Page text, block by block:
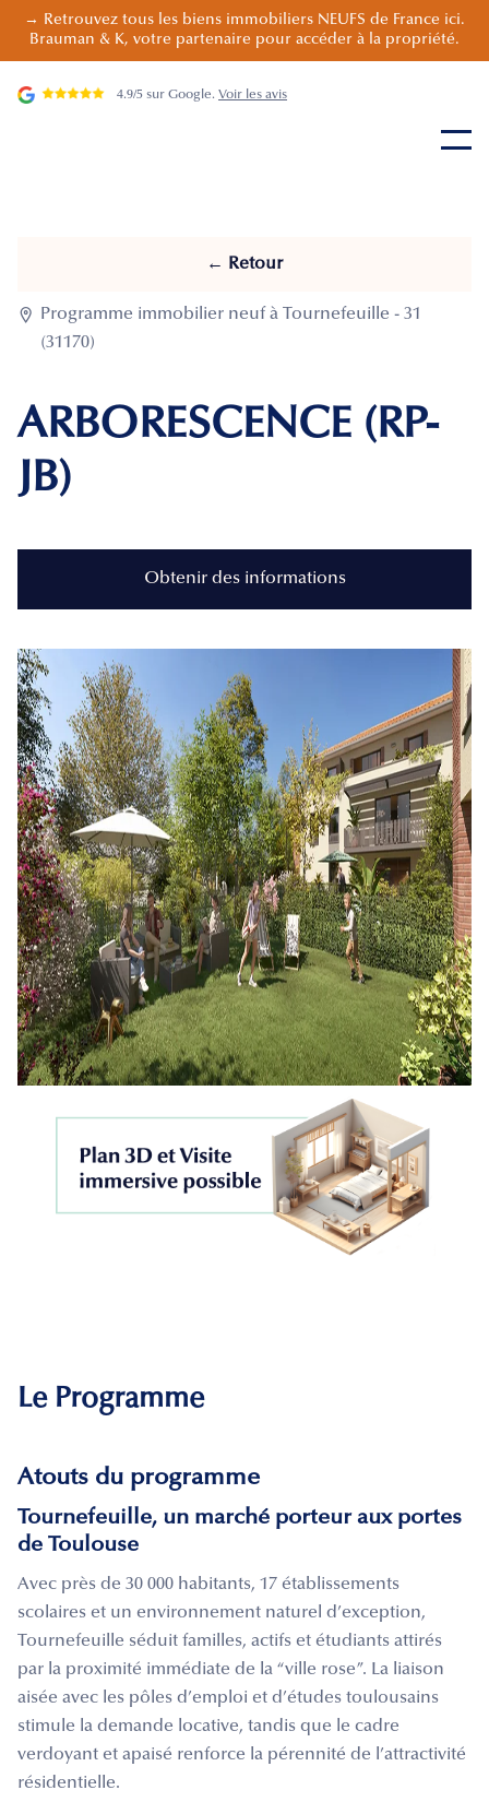
→ Retrouvez tous les biens immobiliers NEUFS de France ici.
Brauman & K, votre partenaire pour accéder à la propriété.
4.9/5 sur Google. Voir les avis
← Retour

Programme immobilier neuf à Tournefeuille - 31
(31170)
ARBORESCENCE (RP-
JB)
Obtenir des informations
Le Programme
Atouts du programme
Tournefeuille, un marché porteur aux portes
de Toulouse
Avec près de 30 000 habitants, 17 établissements
scolaires et un environnement naturel d’exception,
Tournefeuille séduit familles, actifs et étudiants attirés
par la proximité immédiate de la “ville rose”. La liaison
aisée avec les pôles d’emploi et d’études toulousains
stimule la demande locative, tandis que le cadre
verdoyant et apaisé renforce la pérennité de l’attractivité
résidentielle.